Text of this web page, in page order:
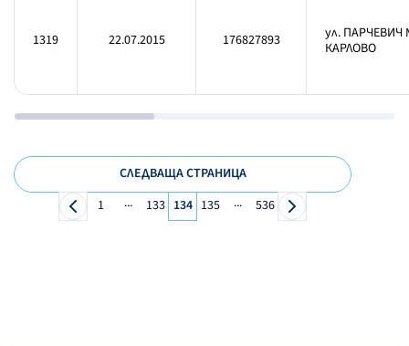
1319 22.07.2015 176827893
ул. ПАРЧЕВИЧ
КАРЛОВО
СЛЕДВАЩА СТРАНИЦА
1
... 133 134 135 ... 536